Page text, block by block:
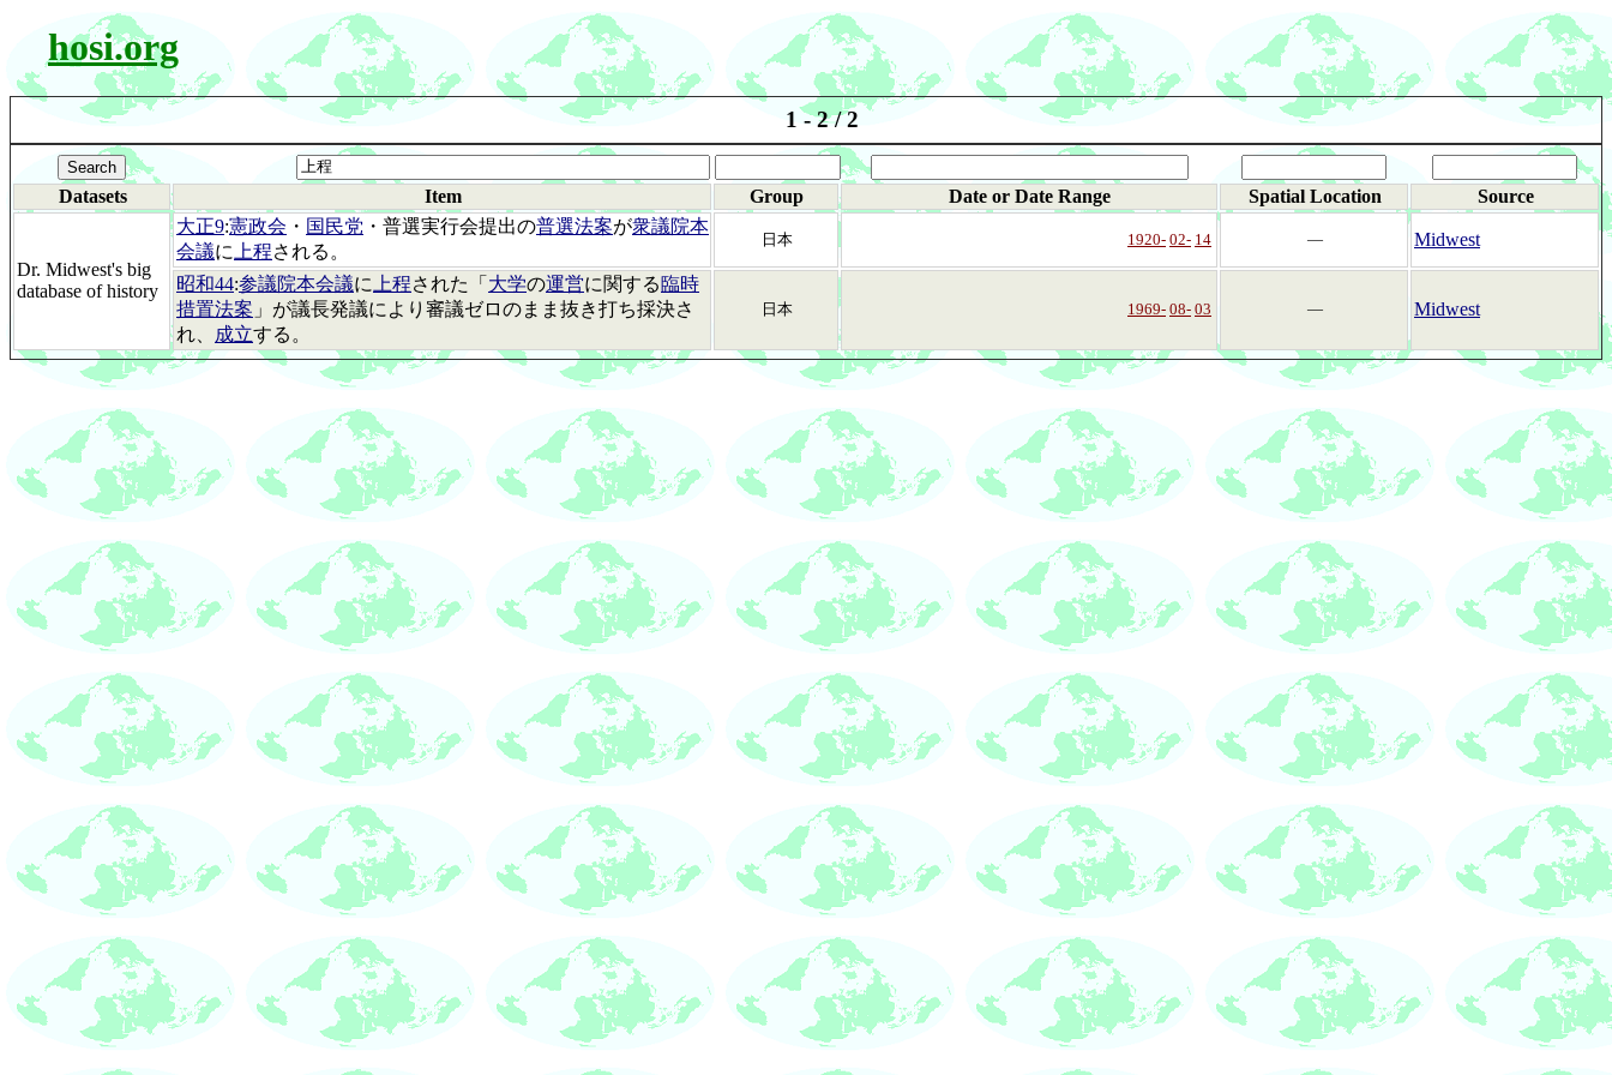
hosi.org
1 - 2 / 2
Datasets Item Group Date or Date Range Spatial Location Source
Dr. Midwest's big
database of history
大正9:憲政会 ・ 国民党 ・普選実行会提出の普選法案が衆議院本
会議に 上程される。
日本 1920- 02- 14 ― Midwest
昭和44:参議院本会議に 上程された「 大学の運営に関する臨時
措置法案 」が議長発議により審議ゼロのまま抜き打ち採決さ
れ、
成立する。
日本 1969- 08- 03 ― Midwest